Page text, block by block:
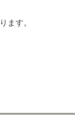
ます。